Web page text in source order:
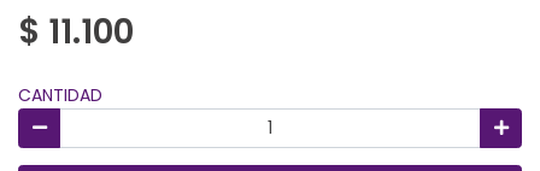
$ 11.100
CANTIDAD